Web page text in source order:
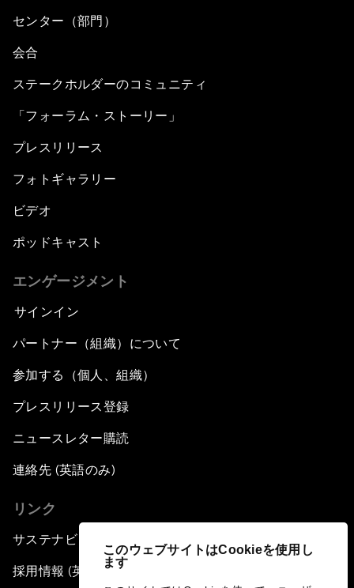
このウェブサイトはCookieを使用し
ます
センター（部門）
会合
ステークホルダーのコミュニティ
「フォーラム・ストーリー」
プレスリリース
フォトギャラリー
ビデオ
ポッドキャスト
エンゲージメント
サインイン
パートナー（組織）について
参加する（個人、組織）
プレスリリース登録
ニュースレター購読
連絡先 (英語のみ)
リンク
サステナビリティへの取り組み
採用情報 (英語のみ)